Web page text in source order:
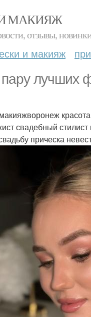
МАКИЯЖ
отзывы,
и макияж
лучших
свадебный
прическа